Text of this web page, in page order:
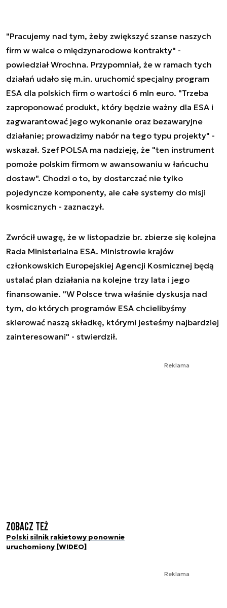
"Pracujemy nad tym, żeby zwiększyć szanse naszych
firm w walce o międzynarodowe kontrakty" -
powiedział Wrochna. Przypomniał, że w ramach tych
działań udało się m.in. uruchomić specjalny program
ESA dla polskich firm o wartości 6 mln euro. "Trzeba
zaproponować produkt, który będzie ważny dla ESA i
zagwarantować jego wykonanie oraz bezawaryjne
działanie; prowadzimy nabór na tego typu projekty" -
wskazał. Szef POLSA ma nadzieję, że "ten instrument
pomoże polskim firmom w awansowaniu w łańcuchu
dostaw". Chodzi o to, by dostarczać nie tylko
pojedyncze komponenty, ale całe systemy do misji
kosmicznych - zaznaczył.
Zwrócił uwagę, że w listopadzie br. zbierze się kolejna
Rada Ministerialna ESA. Ministrowie krajów
członkowskich Europejskiej Agencji Kosmicznej będą
ustalać plan działania na kolejne trzy lata i jego
finansowanie. "W Polsce trwa właśnie dyskusja nad
tym, do których programów ESA chcielibyśmy
skierować naszą składkę, którymi jesteśmy najbardziej
zainteresowani" - stwierdził.
Reklama
Zobacz też
Polski silnik rakietowy ponownie
uruchomiony [WIDEO]
Reklama